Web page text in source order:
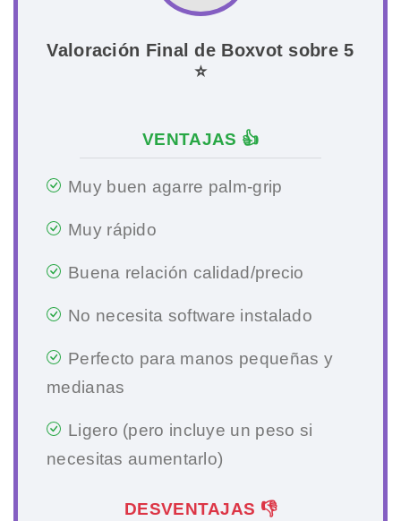
Valoración Final de Boxvot sobre 5
⭐
VENTAJAS 👍
Muy buen agarre palm-grip
Muy rápido
Buena relación calidad/precio
No necesita software instalado
Perfecto para manos pequeñas y
medianas
Ligero (pero incluye un peso si
necesitas aumentarlo)
DESVENTAJAS 👎